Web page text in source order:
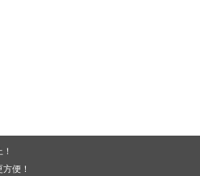
便！